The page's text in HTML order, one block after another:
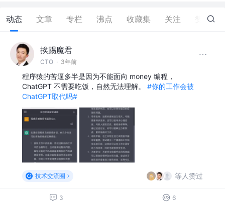
动态 文章 专栏 沸点 收藏集 关注 17
挨踢魔君
CTO · 3年前
程序猿的苦逼多半是因为不能面向 money 编程，
ChatGPT 不需要吃饭，自然无法理解。 #你的工作会被
ChatGPT取代吗#
技术交流圈 等人赞过
3 6